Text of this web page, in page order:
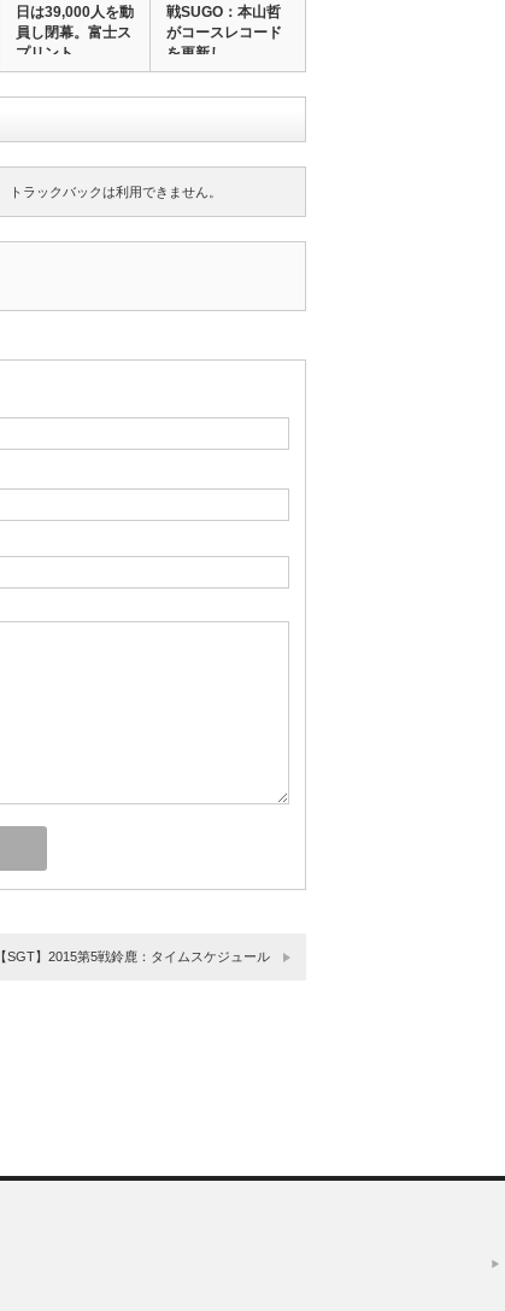
日は39,000人を動
員し閉幕。富士ス
プリント…
戦SUGO：本山哲
がコースレコード
を更新し…
トラックバックは利用できません。
【SGT】2015第5戦鈴鹿：タイムスケジュール